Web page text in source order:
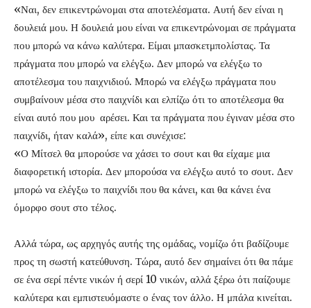
«Ναι, δεν επικεντρώνομαι στα αποτελέσματα. Αυτή δεν είναι η
δουλειά μου. Η δουλειά μου είναι να επικεντρώνομαι σε πράγματα
που μπορώ να κάνω καλύτερα. Είμαι μπασκετμπολίστας. Τα
πράγματα που μπορώ να ελέγξω. Δεν μπορώ να ελέγξω το
αποτέλεσμα του παιχνιδιού. Μπορώ να ελέγξω πράγματα που
συμβαίνουν μέσα στο παιχνίδι και ελπίζω ότι το αποτέλεσμα θα
είναι αυτό που μου αρέσει. Και τα πράγματα που έγιναν μέσα στο
παιχνίδι, ήταν καλά», είπε και συνέχισε:
«Ο Μίτσελ θα μπορούσε να χάσει το σουτ και θα είχαμε μια
διαφορετική ιστορία. Δεν μπορούσα να ελέγξω αυτό το σουτ. Δεν
μπορώ να ελέγξω το παιχνίδι που θα κάνει, και θα κάνει ένα
όμορφο σουτ στο τέλος.
Αλλά τώρα, ως αρχηγός αυτής της ομάδας, νομίζω ότι βαδίζουμε
προς τη σωστή κατεύθυνση. Τώρα, αυτό δεν σημαίνει ότι θα πάμε
σε ένα σερί πέντε νικών ή σερί 10 νικών, αλλά ξέρω ότι παίζουμε
καλύτερα και εμπιστευόμαστε ο ένας τον άλλο. Η μπάλα κινείται.